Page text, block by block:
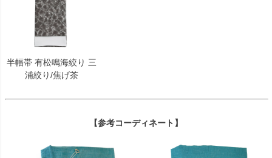
半幅帯 有松鳴海絞り 三
浦絞り/焦げ茶
【参考コーディネート】